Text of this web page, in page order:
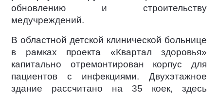
обновлению и строительству
медучреждений.
В областной детской клинической больнице
в рамках проекта «Квартал здоровья»
капитально отремонтирован корпус для
пациентов с инфекциями. Двухэтажное
здание рассчитано на 35 коек, здесь